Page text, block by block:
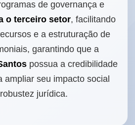
de governança e
o terceiro setor, facilitando
e a estruturação de
garantindo que a
possua a credibilidade
ampliar seu impacto social
jurídica.